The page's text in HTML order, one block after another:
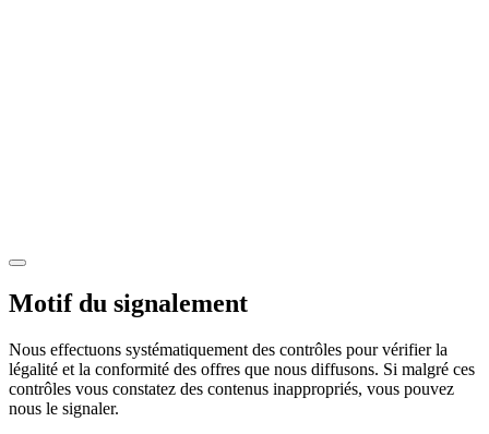
Motif du signalement
Nous effectuons systématiquement des contrôles pour vérifier la
légalité et la conformité des offres que nous diffusons. Si malgré ces
contrôles vous constatez des contenus inappropriés, vous pouvez
nous le signaler.